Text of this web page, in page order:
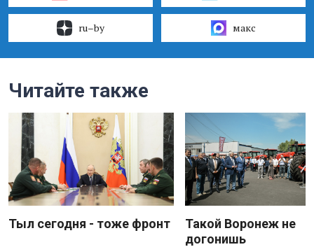
ru–by макс
Читайте также
Тыл сегодня - тоже фронт
Такой Воронеж не
догонишь